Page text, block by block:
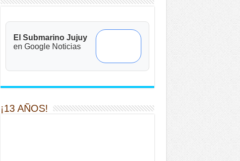
El Submarino Jujuy
en Google Noticias
¡13 AÑOS!